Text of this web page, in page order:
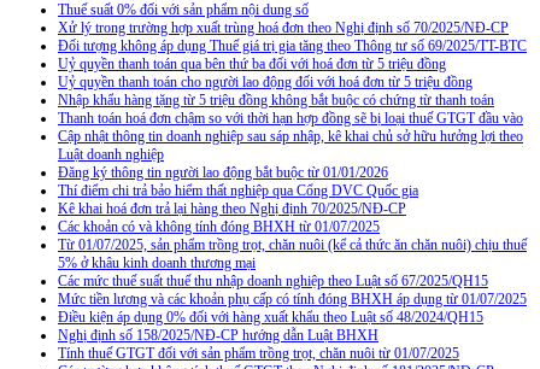
Thuế suất 0% đối với sản phẩm nội dung số
Xử lý trong trường hợp xuất trùng hoá đơn theo Nghị định số 70/2025/NĐ-CP
Đối tượng không áp dụng Thuế giá trị gia tăng theo Thông tư số 69/2025/TT-BTC
Uỷ quyền thanh toán qua bên thứ ba đối với hoá đơn từ 5 triệu đồng
Uỷ quyền thanh toán cho người lao động đối với hoá đơn từ 5 triệu đồng
Nhập khẩu hàng tặng từ 5 triệu đồng không bắt buộc có chứng từ thanh toán
Thanh toán hoá đơn chậm so với thời hạn hợp đồng sẽ bị loại thuế GTGT đầu vào
Cập nhật thông tin doanh nghiệp sau sáp nhập, kê khai chủ sở hữu hưởng lợi theo
Luật doanh nghiệp
Đăng ký thông tin người lao động bắt buộc từ 01/01/2026
Thí điểm chi trả bảo hiểm thất nghiệp qua Cổng DVC Quốc gia
Kê khai hoá đơn trả lại hàng theo Nghị định 70/2025/NĐ-CP
Các khoản có và không tính đóng BHXH từ 01/07/2025
Từ 01/07/2025, sản phẩm trồng trọt, chăn nuôi (kể cả thức ăn chăn nuôi) chịu thuế
5% ở khâu kinh doanh thương mại
Các mức thuế suất thuế thu nhập doanh nghiệp theo Luật số 67/2025/QH15
Mức tiền lương và các khoản phụ cấp có tính đóng BHXH áp dụng từ 01/07/2025
Điều kiện áp dụng 0% đối với hàng xuất khẩu theo Luật số 48/2024/QH15
Nghị định số 158/2025/NĐ-CP hướng dẫn Luật BHXH
Tính thuế GTGT đối với sản phẩm trồng trọt, chăn nuôi từ 01/07/2025